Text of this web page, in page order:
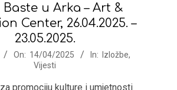
Baste u Arka – Art &
Center, 26.04.2025. –
23.05.2025.
On: 14/04/2025 In: Izložbe,
Vijesti
promociju kulture i umjetnosti